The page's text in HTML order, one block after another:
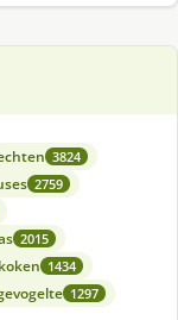
3824
2759
2015
1434
1297